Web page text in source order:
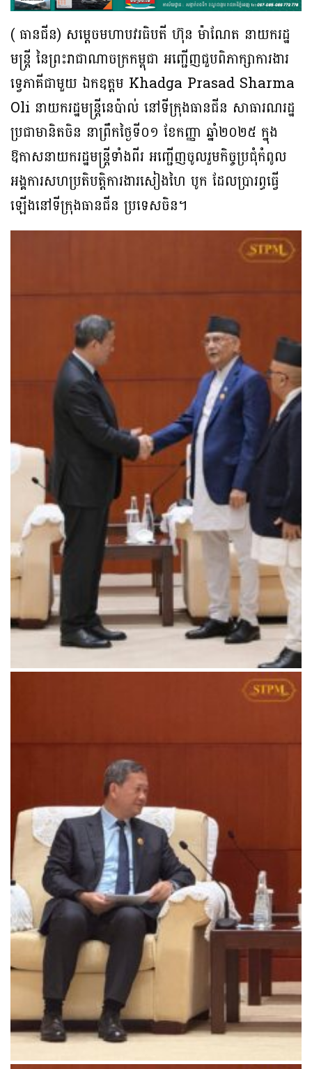
( ធានជីន) សម្តេចមហាបវរធិបតី ហ៊ុន ម៉ាណែត នាយករដ្ឋ
មន្ត្រី នៃព្រះរាជាណាចក្រកម្ពុជា អញ្ជើញជួបពិភាក្សាការងារ
ទ្វេភាគីជាមួយ ឯកឧត្តម Khadga Prasad Sharma
Oli នាយករដ្ឋមន្ដ្រីនេប៉ាល់ នៅទីក្រុងធានជីន សាធារណរដ្ឋ
ប្រជាមានិតចិន នាព្រឹកថ្ងៃទី០១ ខែកញ្ញា ឆ្នាំ២០២៥ ក្នុង
ឱកាសនាយករដ្ឋមន្ត្រីទាំងពីរ អញ្ជើញចូលរួមកិច្ចប្រជុំកំពូល
អង្គការសហប្រតិបត្តិការងារសៀងហៃ បូក ដែលប្រារព្ធធ្វើ
ឡើងនៅទីក្រុងធានជីន ប្រទេសចិន។